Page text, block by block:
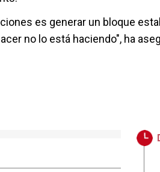
es generar un bloque
no lo está haciendo", ha